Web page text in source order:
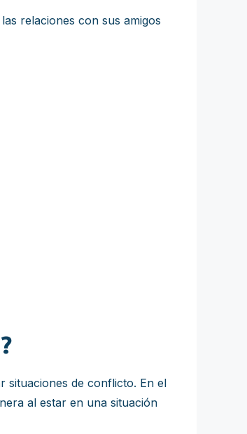
relaciones con sus amigos
situaciones de conflicto. En el
al estar en una situación